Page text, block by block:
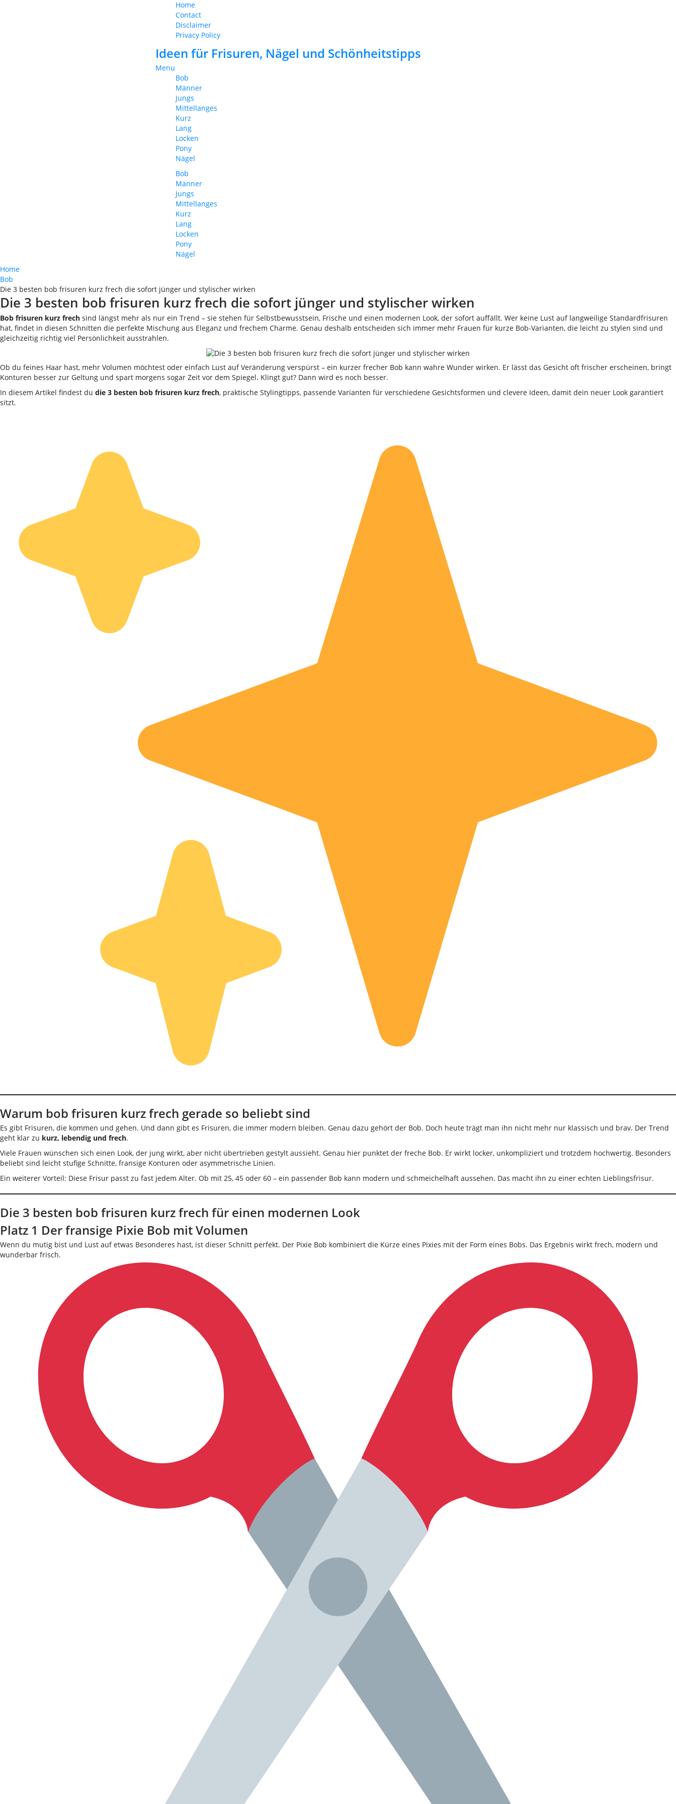
Home
Contact
Disclaimer
Privacy Policy
Ideen für Frisuren, Nägel und Schönheitstipps
Menu
Bob
Männer
Jungs
Mittellanges
Kurz
Lang
Locken
Pony
Nägel
Bob
Männer
Jungs
Mittellanges
Kurz
Lang
Locken
Pony
Nägel
Home
Bob
Die 3 besten bob frisuren kurz frech die sofort jünger und stylischer wirken
Die 3 besten bob frisuren kurz frech die sofort jünger und stylischer wirken
Bob frisuren kurz frech sind längst mehr als nur ein Trend – sie stehen für Selbstbewusstsein, Frische und einen modernen Look, der sofort auffällt. Wer keine Lust auf langweilige Standardfrisuren
hat, findet in diesen Schnitten die perfekte Mischung aus Eleganz und frechem Charme. Genau deshalb entscheiden sich immer mehr Frauen für kurze Bob-Varianten, die leicht zu stylen sind und
gleichzeitig richtig viel Persönlichkeit ausstrahlen.
Ob du feines Haar hast, mehr Volumen möchtest oder einfach Lust auf Veränderung verspürst – ein kurzer frecher Bob kann wahre Wunder wirken. Er lässt das Gesicht oft frischer erscheinen, bringt
Konturen besser zur Geltung und spart morgens sogar Zeit vor dem Spiegel. Klingt gut? Dann wird es noch besser.
In diesem Artikel findest du die 3 besten bob frisuren kurz frech, praktische Stylingtipps, passende Varianten für verschiedene Gesichtsformen und clevere Ideen, damit dein neuer Look garantiert
sitzt.
Warum bob frisuren kurz frech gerade so beliebt sind
Es gibt Frisuren, die kommen und gehen. Und dann gibt es Frisuren, die immer modern bleiben. Genau dazu gehört der Bob. Doch heute trägt man ihn nicht mehr nur klassisch und brav. Der Trend
geht klar zu kurz, lebendig und frech.
Viele Frauen wünschen sich einen Look, der jung wirkt, aber nicht übertrieben gestylt aussieht. Genau hier punktet der freche Bob. Er wirkt locker, unkompliziert und trotzdem hochwertig. Besonders
beliebt sind leicht stufige Schnitte, fransige Konturen oder asymmetrische Linien.
Ein weiterer Vorteil: Diese Frisur passt zu fast jedem Alter. Ob mit 25, 45 oder 60 – ein passender Bob kann modern und schmeichelhaft aussehen. Das macht ihn zu einer echten Lieblingsfrisur.
Die 3 besten bob frisuren kurz frech für einen modernen Look
Platz 1 Der fransige Pixie Bob mit Volumen
Wenn du mutig bist und Lust auf etwas Besonderes hast, ist dieser Schnitt perfekt. Der Pixie Bob kombiniert die Kürze eines Pixies mit der Form eines Bobs. Das Ergebnis wirkt frech, modern und
wunderbar frisch.